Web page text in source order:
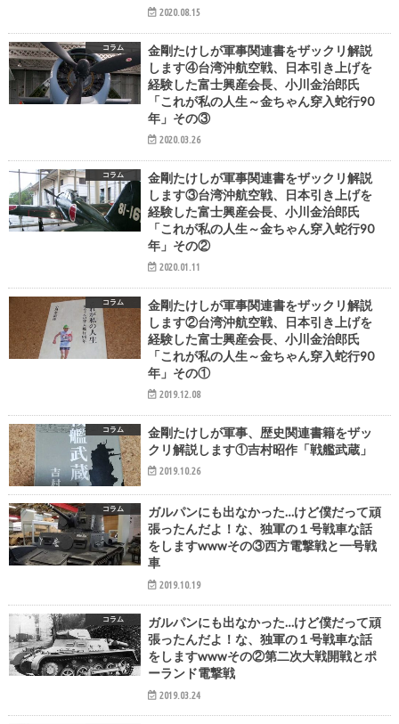
2020.08.15
コラム
金剛たけしが軍事関連書をザックリ解説
します④台湾沖航空戦、日本引き上げを
経験した富士興産会長、小川金治郎氏
「これが私の人生～金ちゃん穿入蛇行90
年」その③
2020.03.26
コラム
金剛たけしが軍事関連書をザックリ解説
します③台湾沖航空戦、日本引き上げを
経験した富士興産会長、小川金治郎氏
「これが私の人生～金ちゃん穿入蛇行90
年」その②
2020.01.11
コラム
金剛たけしが軍事関連書をザックリ解説
します②台湾沖航空戦、日本引き上げを
経験した富士興産会長、小川金治郎氏
「これが私の人生～金ちゃん穿入蛇行90
年」その①
2019.12.08
コラム
金剛たけしが軍事、歴史関連書籍をザッ
クリ解説します①吉村昭作「戦艦武蔵」
2019.10.26
コラム
ガルパンにも出なかった…けど僕だって頑
張ったんだよ！な、独軍の１号戦車な話
をしますwwwその③西方電撃戦と一号戦
車
2019.10.19
コラム
ガルパンにも出なかった…けど僕だって頑
張ったんだよ！な、独軍の１号戦車な話
をしますwwwその②第二次大戦開戦とポ
ーランド電撃戦
2019.03.24